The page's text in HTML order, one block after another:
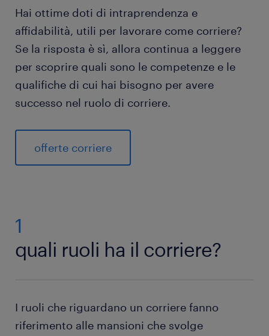
Hai ottime doti di intraprendenza e
affidabilità, utili per lavorare come corriere?
Se la risposta è sì, allora continua a leggere
per scoprire quali sono le competenze e le
qualifiche di cui hai bisogno per avere
successo nel ruolo di corriere.
offerte corriere
1
quali ruoli ha il corriere?
I ruoli che riguardano un corriere fanno
riferimento alle mansioni che svolge